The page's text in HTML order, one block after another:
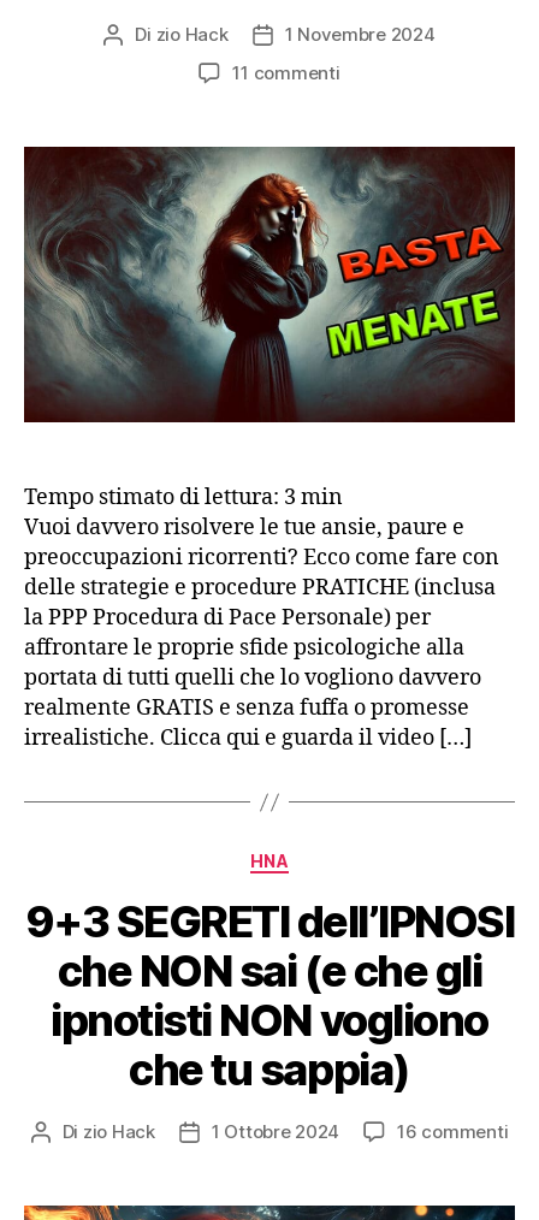
Autore
Di zio Hack
Data
dell'articolo
1 Novembre 2024
11 commentisu
3+2
Modi
con
cui
ho
risolto
le
MIE
Masterclass
Completa
Gratuita
Tempo stimato di lettura: 3 min
Vuoi davvero risolvere le tue ansie, paure e
preoccupazioni ricorrenti? Ecco come fare con
delle strategie e procedure PRATICHE (inclusa
la PPP Procedura di Pace Personale) per
affrontare le proprie sfide psicologiche alla
portata di tutti quelli che lo vogliono davvero
realmente GRATIS e senza fuffa o promesse
irrealistiche. Clicca qui e guarda il video […]
Categorie
HNA
9+3 SEGRETI dell’IPNOSI
che NON sai (e che gli
ipnotisti NON vogliono
che tu sappia)
Autore
Di zio Hack
Data1 Ottobre 2024 16 commentisu